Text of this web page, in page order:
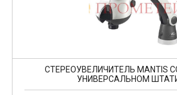
СТЕРЕОУВЕЛИЧИТЕЛЬ MANTIS
УНИВЕРСАЛЬНОМ